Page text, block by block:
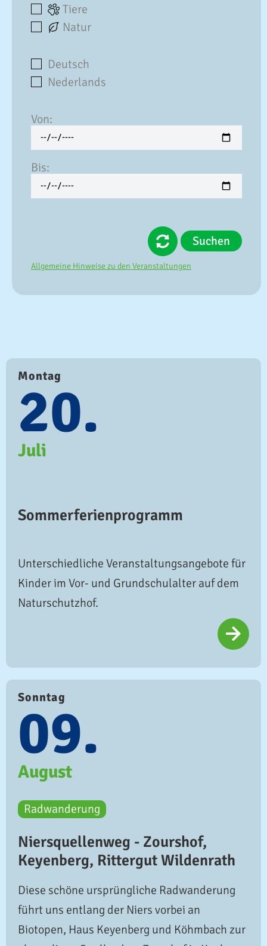
Tiere
Natur
Deutsch
Nederlands
Von:
Bis:
Suchen
Allgemeine Hinweise zu den Veranstaltungen
Montag
20.
Juli
Sommerferienprogramm
Unterschiedliche Veranstaltungsangebote für
Kinder im Vor- und Grundschulalter auf dem
Naturschutzhof.
Sonntag
09.
August
Radwanderung
Niersquellenweg - Zourshof,
Keyenberg, Rittergut Wildenrath
Diese schöne ursprüngliche Radwanderung
führt uns entlang der Niers vorbei an
Biotopen, Haus Keyenberg und Köhmbach zur